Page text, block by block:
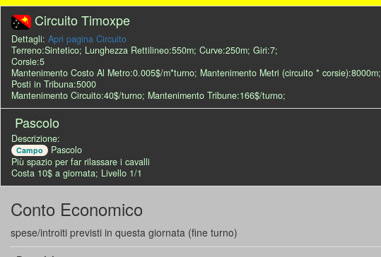
Circuito Timoxpe
Dettagli: Apri pagina Circuito
Terreno:Sintetico; Lunghezza Rettilineo:550m; Curve:250m; Giri:7;
Corsie:5
Mantenimento Costo Al Metro:0.005$/m*turno; Mantenimento Metri (circuito * corsie):8000m;
Posti in Tribuna:5000
Mantenimento Circuito:40$/turno; Mantenimento Tribune:166$/turno;
Pascolo
Descrizione:
Campo
Pascolo
Più spazio per far rilassare i cavalli
Costa 10$ a giornata; Livello 1/1
Conto Economico
spese/introiti previsti in questa giornata (fine turno)